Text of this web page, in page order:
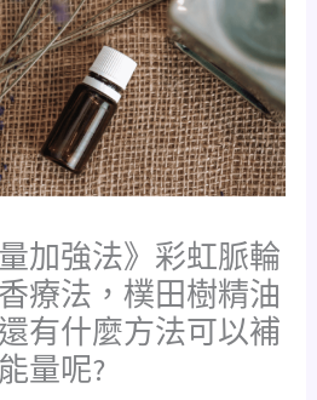
加強法》彩虹脈輪
療法，樸田樹精油
有什麼方法可以補
量呢?